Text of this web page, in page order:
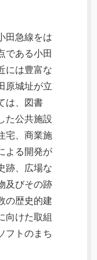
田急線をは
である小田
には豊富な
原城址が立
は、図書
た公共施設
宅、商業施
よる開発が
跡、広場な
及びその跡
の歴史的建
向けた取組
フトのまち